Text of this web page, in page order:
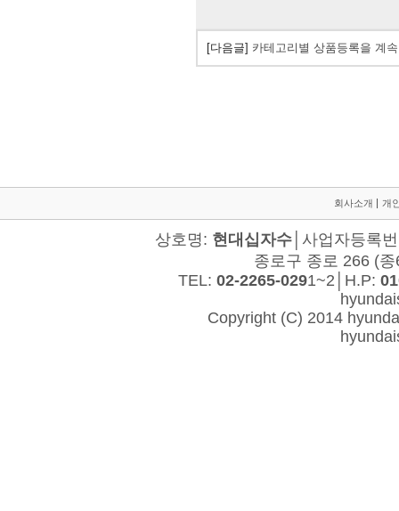
[다음글] 카테고리별 상품등록을 계
회사소개 개
상호명: 현대십자수│사업자등록
종로구 종로 266 (
TEL: 02-2265-0291~2│H.P:
Copyright (C) 2014